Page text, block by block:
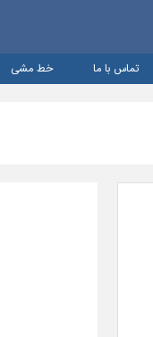
تماس با ما خط مشی